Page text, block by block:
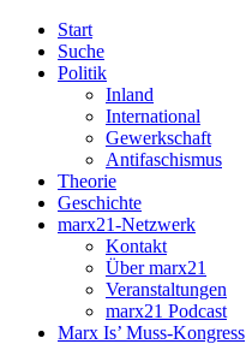
Start
Suche
Politik
Inland
International
Gewerkschaft
Antifaschismus
Theorie
Geschichte
marx21-Netzwerk
Kontakt
Über marx21
Veranstaltungen
marx21 Podcast
Marx Is’ Muss-Kongress